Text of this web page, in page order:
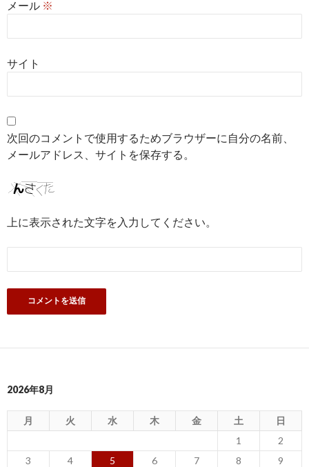
メール ※
サイト
次回のコメントで使用するためブラウザーに自分の名前、
メールアドレス、サイトを保存する。
上に表示された文字を入力してください。
2026年8月
月 火 水 木 金 土
日
1
2
3
4 5 6 7 8
9